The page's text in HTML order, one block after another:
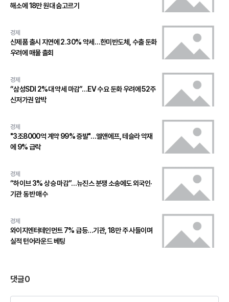
해소에 18만 원대 숨고르기
경제
신제품 출시 지연에 2.30% 약세…한미반도체, 수출 둔화
우려에 매물 출회
경제
“삼성SDI 2%대 약세 마감”…EV 수요 둔화 우려에 52주
신저가권 압박
경제
"3조8000억 계약 99% 증발"…엘앤에프, 테슬라 악재
에 9% 급락
경제
“하이브 3% 상승 마감”…뉴진스 분쟁 소송에도 외국인·
기관 동반 매수
경제
와이지엔터테인먼트 7% 급등…기관, 18만 주 사들이며
실적 턴어라운드 베팅
댓글0